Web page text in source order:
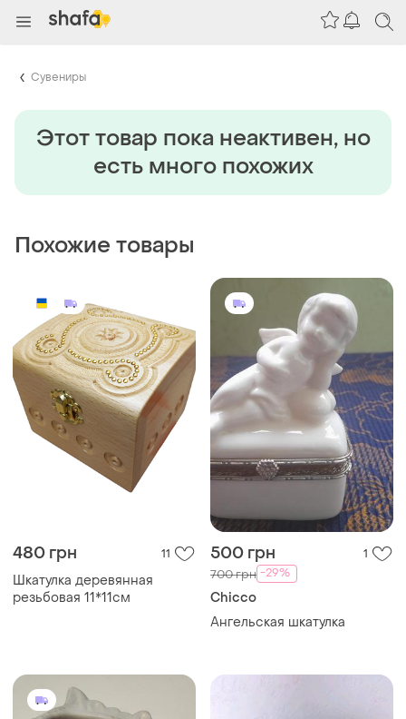
Сувениры
Этот товар пока неактивен, но
есть много похожих
Похожие товары
480 грн 11
Шкатулка деревянная
резьбовая 11*11см
500 грн 1
700 грн -29%
Chicco
Ангельская шкатулка